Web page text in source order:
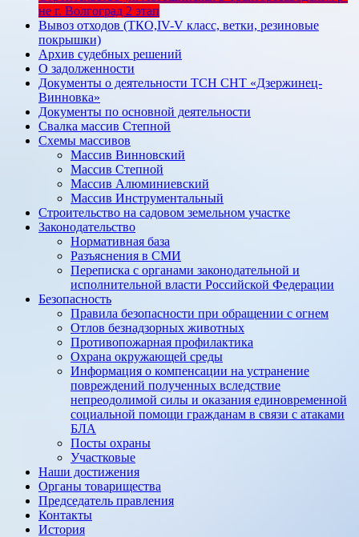
не г. Волгоград 2 этап
Вывоз отходов (ТКО,IV-V класс, ветки, резиновые
покрышки)
Архив судебных решений
О задолженности
Документы о деятельности ТСН СНТ «Дзержинец-
Винновка»
Документы по основной деятельности
Свалка массив Степной
Схемы массивов
Массив Винновский
Массив Степной
Массив Алюминиевcкий
Массив Инструментальный
Строительство на садовом земельном участке
Законодательство
Нормативная база
Разъяснения в СМИ
Переписка с органами законодательной и
исполнительной власти Российской Федерации
Безопасность
Правила безопасности при обращении с огнем
Отлов безнадзорных животных
Противопожарная профилактика
Охрана окружающей среды
Информация о компенсации на устранение
повреждений полученных вследствие
непреодолимой силы и оказания единовременной
социальной помощи гражданам в связи с атаками
БЛА
Посты охраны
Участковые
Наши достижения
Органы товарищества
Председатель правления
Контакты
История